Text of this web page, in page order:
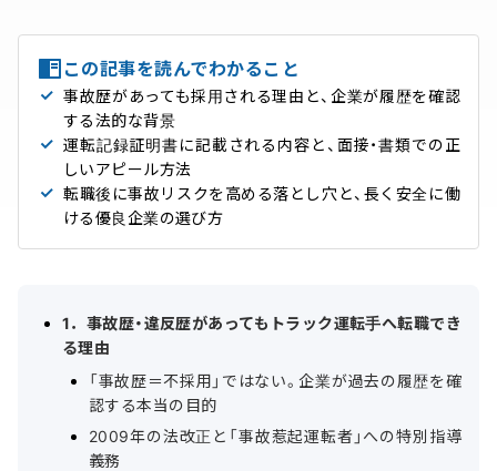
この記事を読んでわかること
事故歴があっても採用される理由と、企業が履歴を確認
する法的な背景
運転記録証明書に記載される内容と、面接・書類での正
しいアピール方法
転職後に事故リスクを高める落とし穴と、長く安全に働
ける優良企業の選び方
1．事故歴・違反歴があってもトラック運転手へ転職でき
る理由
「事故歴＝不採用」ではない。企業が過去の履歴を確
認する本当の目的
2009年の法改正と「事故惹起運転者」への特別指導
義務